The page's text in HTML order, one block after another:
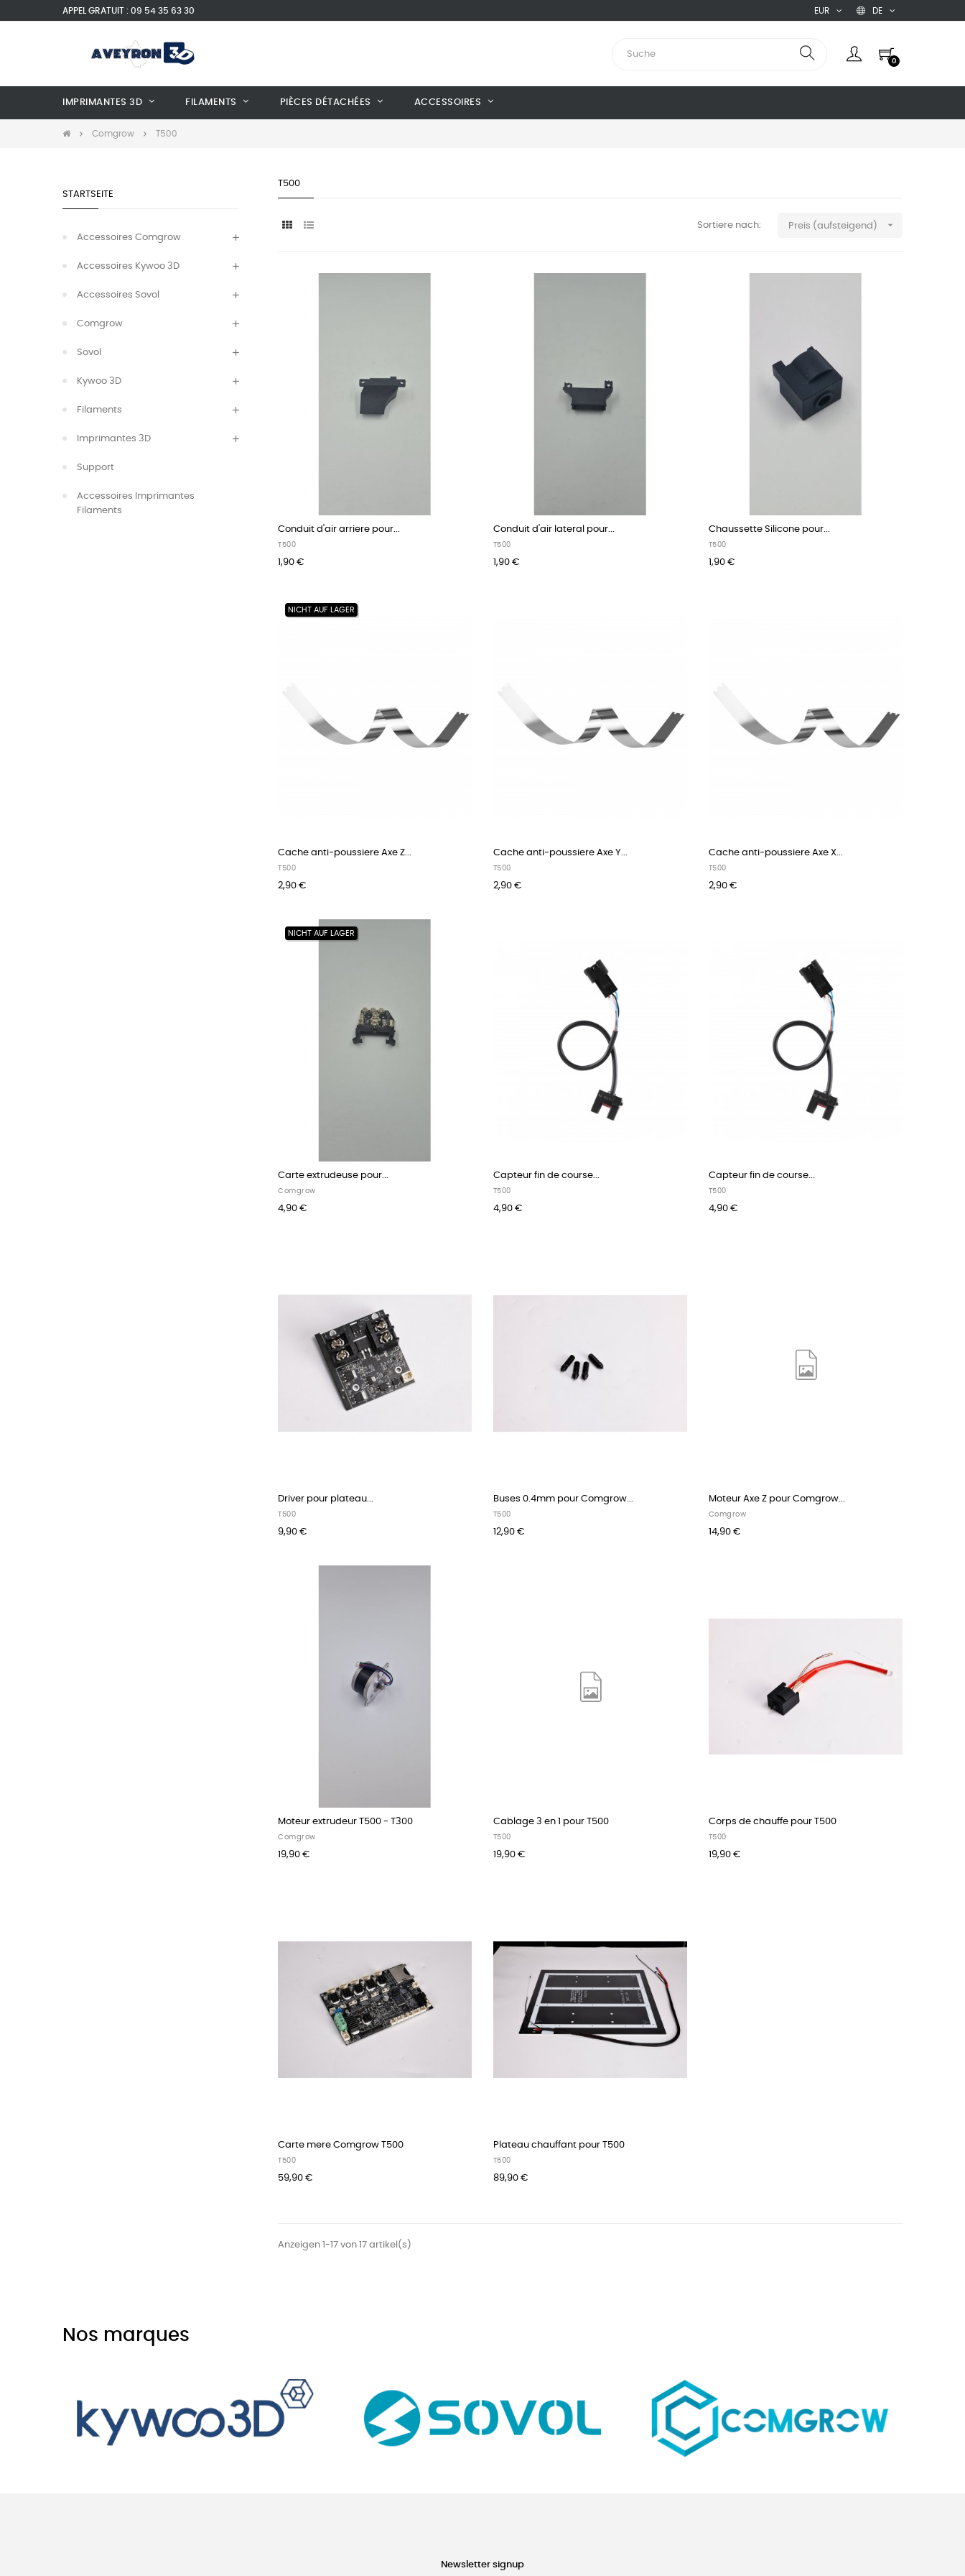
APPEL GRATUIT : 09 54 35 63 30 DE
EUR
0
IMPRIMANTES 3D FILAMENTS PIÈCES DÉTACHÉES ACCESSOIRES
Comgrow T500
STARTSEITE
Accessoires Comgrow
Accessoires Kywoo 3D
Accessoires Sovol
Comgrow
Sovol
Kywoo 3D
Filaments
Imprimantes 3D
Support
Accessoires Imprimantes
Filaments
T500
Sortiere nach: Preis (aufsteigend) 
Conduit d'air arriere pour...
T500
1,90 €
Conduit d'air lateral pour...
T500
1,90 €
Chaussette Silicone pour...
T500
1,90 €
NICHT AUF LAGER
Cache anti-poussiere Axe Z...
T500
2,90 €
Cache anti-poussiere Axe Y...
T500
2,90 €
Cache anti-poussiere Axe X...
T500
2,90 €
NICHT AUF LAGER
Carte extrudeuse pour...
Comgrow
4,90 €
Capteur fin de course...
T500
4,90 €
Capteur fin de course...
T500
4,90 €
Driver pour plateau...
T500
9,90 €
Buses 0.4mm pour Comgrow...
T500
12,90 €
Moteur Axe Z pour Comgrow...
Comgrow
14,90 €
Moteur extrudeur T500 - T300
Comgrow
19,90 €
Cablage 3 en 1 pour T500
T500
19,90 €
Corps de chauffe pour T500
T500
19,90 €
Carte mere Comgrow T500
T500
59,90 €
Plateau chauffant pour T500
T500
89,90 €
Anzeigen 1-17 von 17 artikel(s)
Nos marques
Newsletter signup